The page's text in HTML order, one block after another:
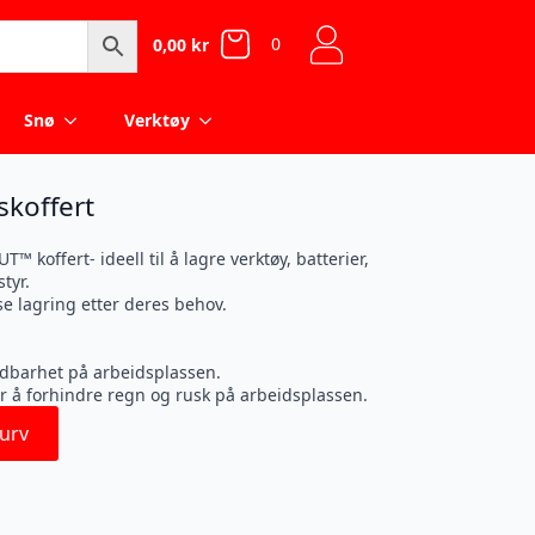
0,00 kr 0
Snø Verktøy
koffert- ideell til å lagre verktøy, batterier,
lagring etter deres behov.
på arbeidsplassen.
å forhindre regn og rusk på arbeidsplassen.